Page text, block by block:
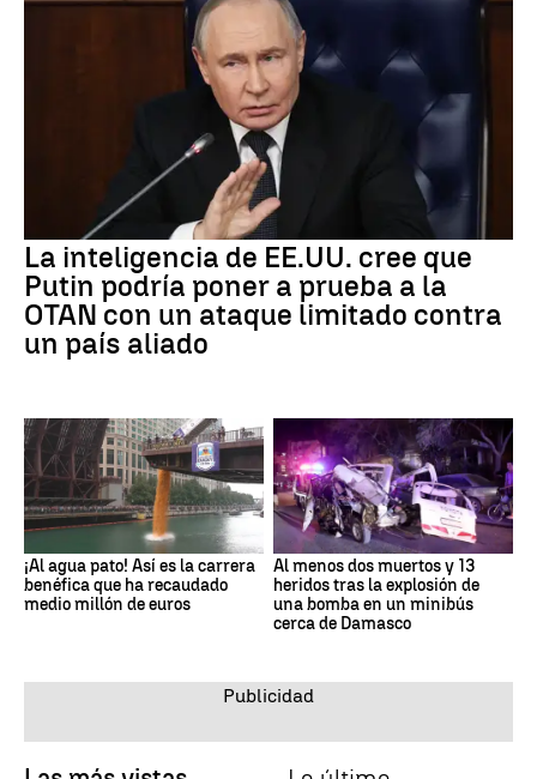
La inteligencia de EE.UU. cree que
Putin podría poner a prueba a la
OTAN con un ataque limitado contra
un país aliado
¡Al agua pato! Así es la carrera
benéfica que ha recaudado
medio millón de euros
Al menos dos muertos y 13
heridos tras la explosión de
una bomba en un minibús
cerca de Damasco